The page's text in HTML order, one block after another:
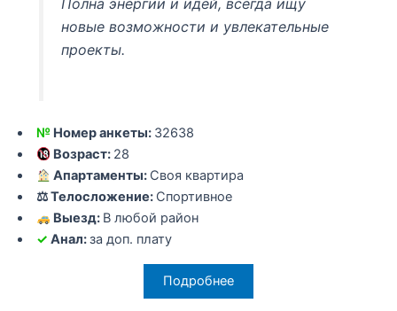
новые возможности и увлекательные
проекты.
№ Номер анкеты: 32638
Возраст: 28
Апартаменты: Своя квартира
⚖ Телосложение: Спортивное
Выезд: В любой район
✓ Анал:за доп. плату
Подробнее